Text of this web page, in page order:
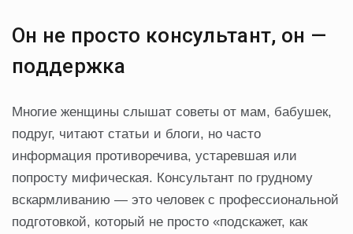
Он не просто консультант, он —
поддержка
Многие женщины слышат советы от мам, бабушек,
подруг, читают статьи и блоги, но часто
информация противоречива, устаревшая или
попросту мифическая. Консультант по грудному
вскармливанию — это человек с профессиональной
подготовкой, который не просто «подскажет, как